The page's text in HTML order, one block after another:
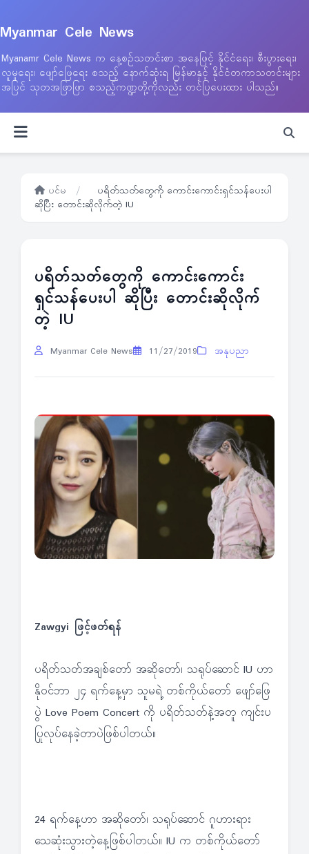
Myanmar Cele News
Myanamr Cele News က နေ့စဉ်သတင်းစာ အနေဖြင့် နိုင်ငံရေး၊ စီးပွားရေး၊
လူမှုရေး၊ ဖျော်ဖြေရေး စသည့် နောက်ဆုံးရ မြန်မာနှင့် နိုင်ငံတကာသတင်းများ
အပြင် သုတအဖြာဖြာ စသည့်ကဏ္ဍတို့ကိုလည်း တင်ပြပေးထား ပါသည်။
ပင်မ /
ပရိတ်သတ်တွေကို ကောင်းကောင်းရှင်သန်ပေးပါ
ဆိုပြီး တောင်းဆိုလိုက်တဲ့ IU
ပရိတ်သတ်တွေကို ကောင်းကောင်း
ရှင်သန်ပေးပါ ဆိုပြီး တောင်းဆိုလိုက်
တဲ့ IU
Myanmar Cele News 11/27/2019 အနုပညာ
Zawgyi ဖြင့်ဖတ်ရန်
ပရိတ်သတ်အချစ်တော် အဆိုတော်၊ သရုပ်ဆောင် IU ဟာ
နိုဝင်ဘာ ၂၄ ရက်နေ့မှာ သူမရဲ့ တစ်ကိုယ်တော် ဖျော်ဖြေ
ပွဲ Love Poem Concert ကို ပရိတ်သတ်နဲ့အတူ ကျင်းပ
ပြုလုပ်နေခဲ့တာပဲဖြစ်ပါတယ်။
24 ရက်နေ့ဟာ အဆိုတော်၊ သရုပ်ဆောင် ဂူဟားရား
သေဆုံးသွားတဲ့နေ့ဖြစ်ပါတယ်။ IU က တစ်ကိုယ်တော်